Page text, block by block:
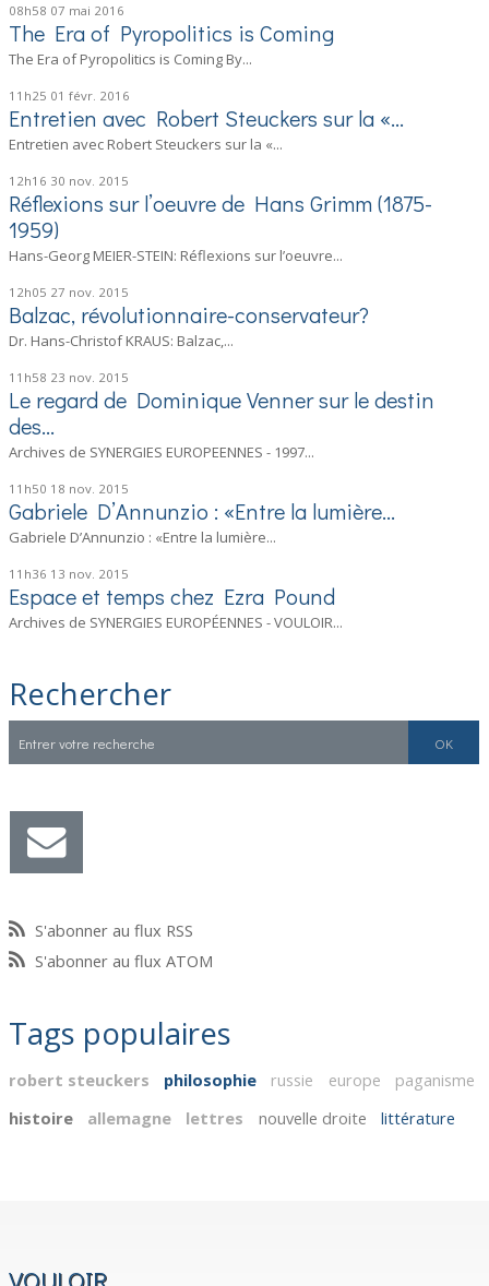
08h58 07 mai 2016
The Era of Pyropolitics is Coming
The Era of Pyropolitics is Coming By...
11h25 01 févr. 2016
Entretien avec Robert Steuckers sur la «...
Entretien avec Robert Steuckers sur la «...
12h16 30 nov. 2015
Réflexions sur l’oeuvre de Hans Grimm (1875-
1959)
Hans-Georg MEIER-STEIN: Réflexions sur l’oeuvre...
12h05 27 nov. 2015
Balzac, révolutionnaire-conservateur?
Dr. Hans-Christof KRAUS: Balzac,...
11h58 23 nov. 2015
Le regard de Dominique Venner sur le destin
des...
Archives de SYNERGIES EUROPEENNES - 1997...
11h50 18 nov. 2015
Gabriele D’Annunzio : «Entre la lumière...
Gabriele D’Annunzio : «Entre la lumière...
11h36 13 nov. 2015
Espace et temps chez Ezra Pound
Archives de SYNERGIES EUROPÉENNES - VOULOIR...
Rechercher
S'abonner au flux RSS
S'abonner au flux ATOM
Tags populaires
robert steuckers philosophie russie europe
paganisme
histoire
allemagne lettres nouvelle droite littérature
VOULOIR